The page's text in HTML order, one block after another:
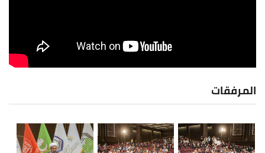
المرفقات